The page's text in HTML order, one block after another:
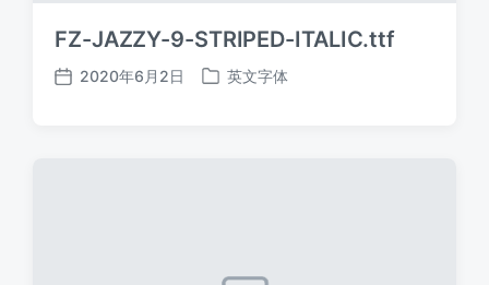
FZ-JAZZY-9-STRIPED-ITALIC.ttf
发
2020年6月2日
发
英文字体